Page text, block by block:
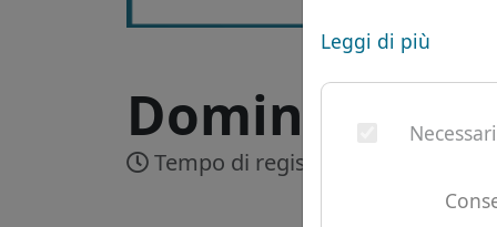
Leggi di più
Dominio .bh
Tempo di registrazione: